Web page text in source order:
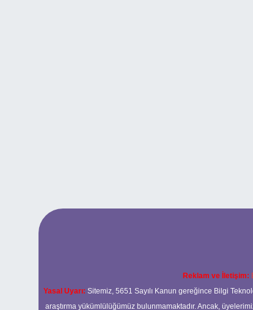
Reklam ve İletişim:
Yasal Uyarı: Sitemiz, 5651 Sayılı Kanun gereğince Bilgi
araştırma yükümlülüğümüz bulunmamaktadır. Ancak,